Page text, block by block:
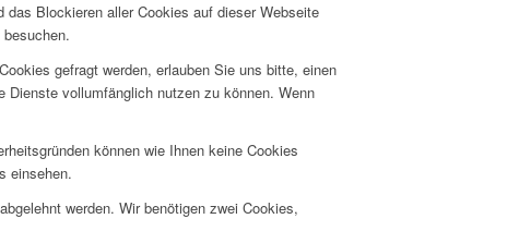
Blockieren aller Cookies auf dieser Webseite
gefragt werden, erlauben Sie uns bitte, einen
vollumfänglich nutzen zu können. Wenn
können wie Ihnen keine Cookies
einsehen.
werden. Wir benötigen zwei Cookies,